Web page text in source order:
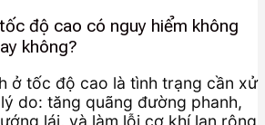
độ cao có nguy hiểm không
không?
ở tốc độ cao là tình trạng cần xử
do: tăng quãng đường phanh,
lái, và làm lỗi cơ khí lan rộng